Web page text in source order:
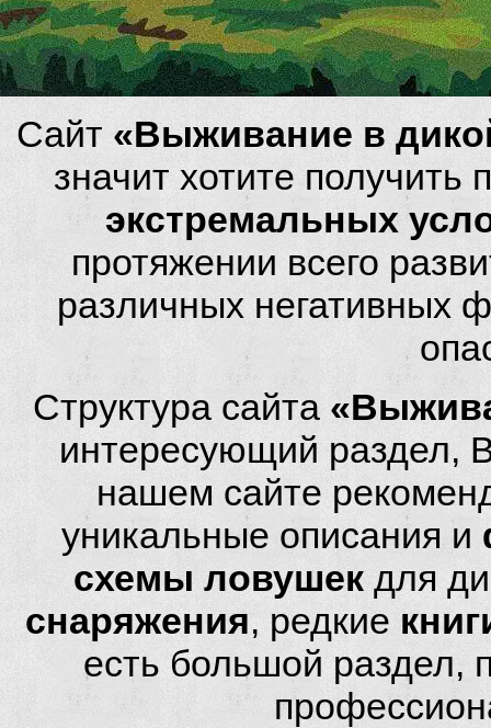
Сайт «Выживание в
значит хотите
экстремальных
протяжении всего
различных негативных
Структура сайта
интересующий раздел,
нашем сайте
уникальные описания и
схемы ловушек для
снаряжения, редкие
есть большой